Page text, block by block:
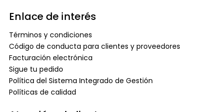
Enlace de interés
Términos y condiciones
Código de conducta para clientes y proveedores
Facturación electrónica
Sigue tu pedido
Política del Sistema Integrado de Gestión
Políticas de calidad